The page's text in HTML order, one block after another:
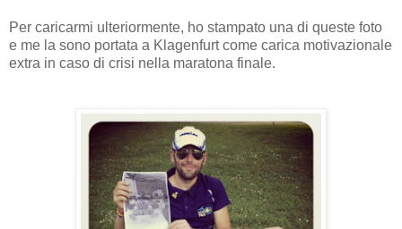
Per caricarmi ulteriormente, ho stampato una di queste foto
e me la sono portata a Klagenfurt come carica motivazionale
extra in caso di crisi nella maratona finale.